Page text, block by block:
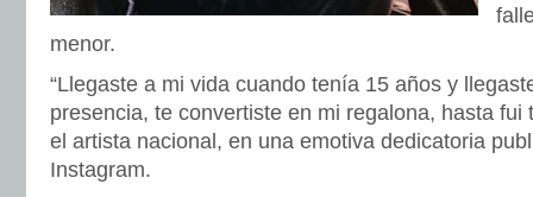
menor.
“Llegaste a mi vida cuando tenía 15 años y
presencia, te convertiste en mi regalona, hasta fui
el artista nacional, en una emotiva dedicatoria
Instagram.